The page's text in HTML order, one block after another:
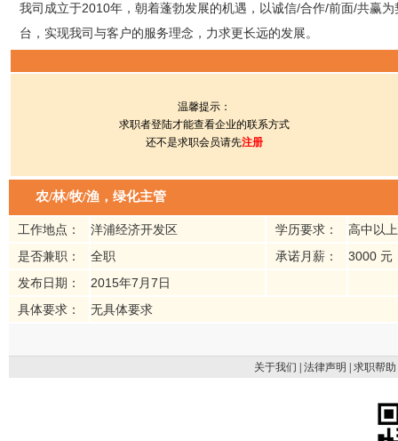
我司成立于2010年，朝着蓬勃发展的机遇，以诚信/合作/前面/共赢
台，实现我司与客户的服务理念，力求更长远的发展。
温馨提示：
求职者登陆才能查看企业的联系方式
还不是求职会员请先注册
农/林/牧/渔，绿化主管
工作地点： 洋浦经济开发区 学历要求：
高中以上
是否兼职：
全职 承诺月薪：
3000 元
发布日期：
2015年7月7日
具体要求：
无具体要求
关于我们 法律声明 求职帮助